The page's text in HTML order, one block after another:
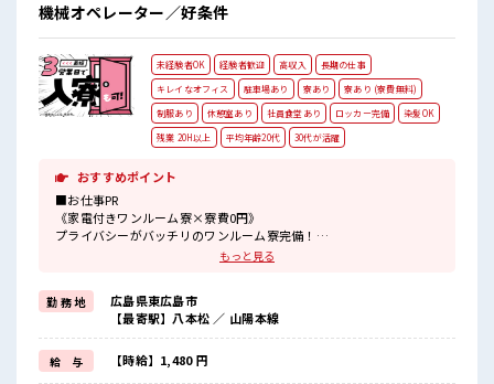
機械オペレーター／好条件
未経験者OK 経験者歓迎 高収入
長期の仕事
キレイなオフィス
駐車場あり 寮あり
寮あり (寮費無料)
制服あり
休憩室あり 社員食堂あり ロッカー完備
染髪OK
残業 20H以上
平均年齢20代 30代が活躍
おすすめポイント
■お仕事PR
《家電付きワンルーム寮×寮費0円》
プライバシーがバッチリのワンルーム寮完備！
TV/洗濯機/冷蔵庫/電子レンジ/エアコンなどの大型家電が備え付けな
現地までの赴任交通費も支給されます！
寮の周辺環境は、
車で10分圏内に銀行/郵便局/スーパー/コンビニなどがあり生活に困
らない便利な環境！
※寮費有料(時給1620円)の選択もOK！
もっと見る
勤 務 地
広島県東広島市
【最寄駅】八本松 ／ 山陽本線
給 与 【時給】1,480 円